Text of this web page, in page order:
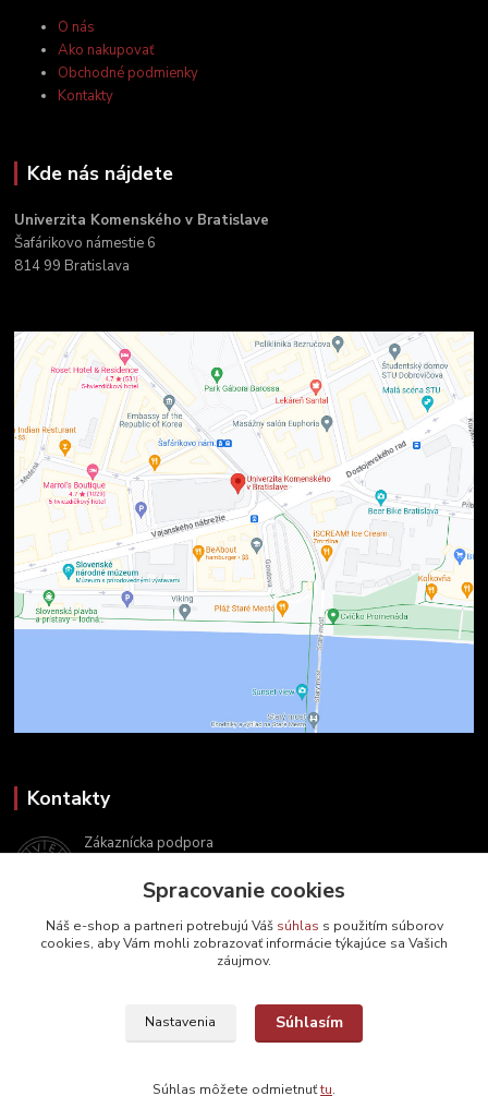
O nás
Ako nakupovať
Obchodné podmienky
Kontakty
Kde nás nájdete
Univerzita Komenského v Bratislave
Šafárikovo námestie 6
814 99 Bratislava
Kontakty
Zákaznícka podpora
(Po-Pia, 8-16 hod.)
ukveda@uniba.sk
2024 © UK Veda, s. r. o. | Všetky práva vyhradené
Spracovanie cookies
Náš e-shop a partneri potrebujú Váš súhlas s použitím súborov
cookies, aby Vám mohli zobrazovať informácie týkajúce sa Vašich
záujmov.
Nastavenia Súhlasím
Súhlas môžete odmietnuťtu.